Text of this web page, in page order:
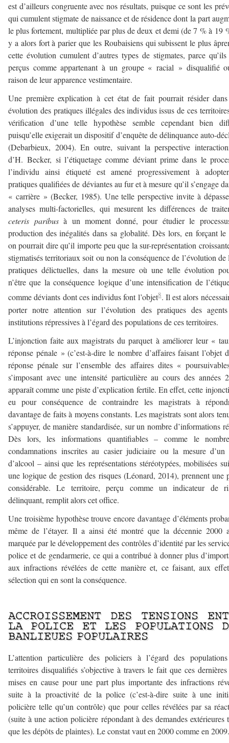
est d’ailleurs congruente avec nos résultats, puisque ce sont les
qui cumulent stigmate de naissance et de résidence dont la part
le plus fortement, multipliée par plus de deux et demi (de 7 % à 19
y a alors fort à parier que les Roubaisiens qui subissent le plus
cette évolution cumulent d’autres types de stigmates, parce
perçus comme appartenant à un groupe « racial » disqualifié
raison de leur apparence vestimentaire.
Une première explication à cet état de fait pourrait résider
évolution des pratiques illégales des individus issus de ces
vérification d’une telle hypothèse semble cependant bien
puisqu’elle exigerait un dispositif d’enquête de délinquance auto-
(Debarbieux, 2004). En outre, suivant la perspective
d’H. Becker, si l’étiquetage comme déviant prime dans le
l’individu ainsi étiqueté est amené progressivement à
pratiques qualifiées de déviantes au fur et à mesure qu’il s’engage
« carrière » (Becker, 1985). Une telle perspective invite à
analyses multi-factorielles, qui mesurent les différences de
ceteris paribus à un moment donné, pour étudier le
production des inégalités dans sa globalité. Dès lors, en forçant le
on pourrait dire qu’il importe peu que la sur-représentation
stigmatisés territoriaux soit ou non la conséquence de l’évolution de
pratiques délictuelles, dans la mesure où une telle évolution
n’être que la conséquence logique d’une intensification de
comme déviants dont ces individus font l’objet8. Il est alors
porter notre attention sur l’évolution des pratiques des
institutions répressives à l’égard des populations de ces territoires.
L’injonction faite aux magistrats du parquet à améliorer leur «
réponse pénale » (c’est-à-dire le nombre d’affaires faisant l’objet
réponse pénale sur l’ensemble des affaires dites «
s’imposant avec une intensité particulière au cours des années
apparaît comme une piste d’explication fertile. En effet, cette
eu pour conséquence de contraindre les magistrats à
davantage de faits à moyens constants. Les magistrats sont alors
s’appuyer, de manière standardisée, sur un nombre d’informations
Dès lors, les informations quantifiables – comme le
condamnations inscrites au casier judiciaire ou la mesure d’un
d’alcool – ainsi que les représentations stéréotypées, mobilisées
une logique de gestion des risques (Léonard, 2014), prennent une
considérable. Le territoire, perçu comme un indicateur de
délinquant, remplit alors cet office.
Une troisième hypothèse trouve encore davantage d’éléments
même de l’étayer. Il a ainsi été montré que la décennie 2000
marquée par le développement des contrôles d’identité par les
police et de gendarmerie, ce qui a contribué à donner plus
aux infractions révélées de cette manière et, ce faisant, aux
sélection qui en sont la conséquence.
ACCROISSEMENT DES TENSIONS
LA POLICE ET LES POPULATIONS
BANLIEUES POPULAIRES
L’attention particulière des policiers à l’égard des
territoires disqualifiés s’objective à travers le fait que ces
mises en cause pour une part plus importante des infractions
suite à la proactivité de la police (c’est-à-dire suite à une
policière telle qu’un contrôle) que pour celles révélées par sa
(suite à une action policière répondant à des demandes extérieures
que les dépôts de plaintes). Le constat vaut en 2000 comme en 2009.